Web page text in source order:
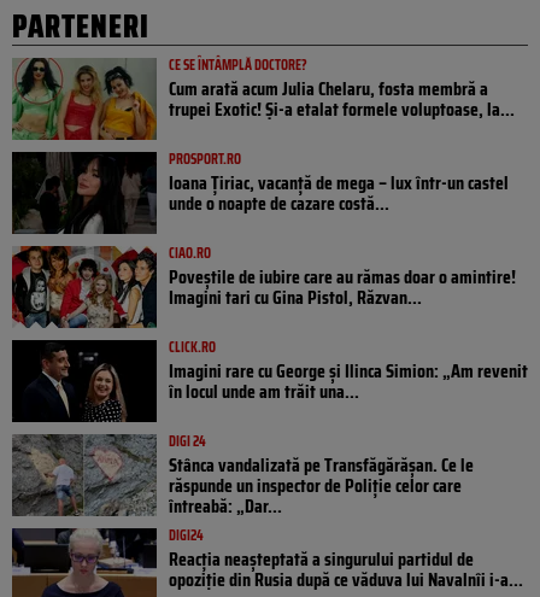
PARTENERI
CE SE ÎNTÂMPLĂ DOCTORE?
Cum arată acum Julia Chelaru, fosta membră a
trupei Exotic! Și-a etalat formele voluptoase, la...
PROSPORT.RO
Ioana Țiriac, vacanță de mega – lux într-un castel
unde o noapte de cazare costă...
CIAO.RO
Poveştile de iubire care au rămas doar o amintire!
Imagini tari cu Gina Pistol, Răzvan...
CLICK.RO
Imagini rare cu George și Ilinca Simion: „Am revenit
în locul unde am trăit una...
DIGI 24
Stânca vandalizată pe Transfăgărășan. Ce le
răspunde un inspector de Poliție celor care
întreabă: „Dar...
DIGI24
Reacția neașteptată a singurului partidul de
opoziţie din Rusia după ce văduva lui Navalnîi i-a...